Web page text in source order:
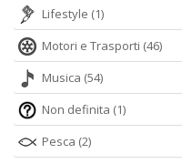
Lifestyle (1)
Motori e Trasporti (46)
Musica (54)
Non definita (1)
Pesca (2)